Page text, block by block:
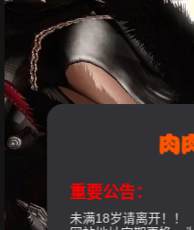
重要公告：
未满18岁请离开！！